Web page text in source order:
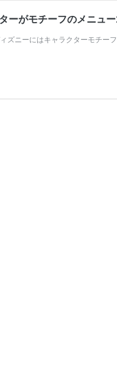
ーがモチーフのメニュ
ズニーにはキャラクターモチー